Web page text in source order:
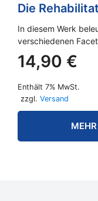
Die
In diesem Werk
verschiedenen
14,90 €
Enthält 7% MwSt.
zzgl. Versand